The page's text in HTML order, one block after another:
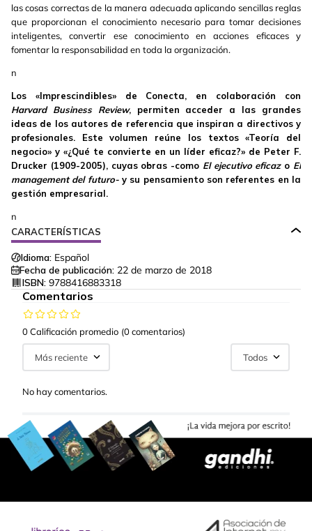
las cosas correctas de la manera adecuada aplicando sencillas reglas
que proporcionan el conocimiento necesario para tomar decisiones
inteligentes, convertir ese conocimiento en acciones eficaces y
fomentar la responsabilidad en toda la organización.
n
Los «Imprescindibles» de Conecta, en colaboración con
Harvard Business Review, permiten acceder a las grandes
ideas de los autores de referencia que inspiran a directivos y
profesionales. Este volumen reúne los textos «Teoría del
negocio» y «¿Qué te convierte en un líder eficaz?» de Peter F.
Drucker (1909-2005), cuyas obras -como El ejecutivo eficazo El
management del futuro-y su pensamiento son referentes en la
gestión empresarial.
n
CARACTERÍSTICAS
Idioma: Español
Fecha de publicación: 22 de marzo de 2018
ISBN: 9788416883318
Comentarios
0 Calificación promedio (0 comentarios)
Más reciente Todos
No hay comentarios.